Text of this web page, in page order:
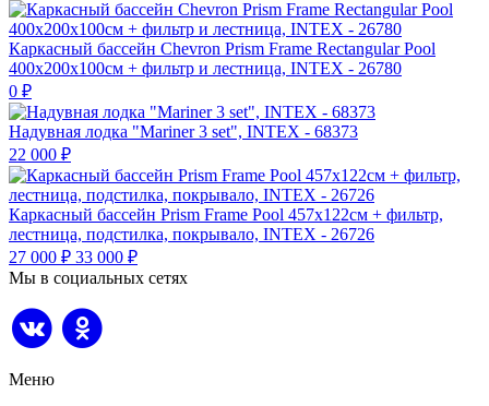
Каркасный бассейн Chevron Prism Frame Rectangular Pool
400х200х100см + фильтр и лестница, INTEX - 26780
0 ₽
Надувная лодка "Mariner 3 set", INTEX - 68373
22 000 ₽
Каркасный бассейн Prism Frame Pool 457х122см + фильтр,
лестница, подстилка, покрывало, INTEX - 26726
27 000 ₽ 33 000 ₽
Мы в социальных сетях
Меню